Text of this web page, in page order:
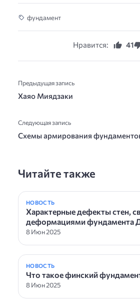
фундамент
Нравится: 41
Предыдущая запись
Хаяо Миядзаки
Следующая запись
Схемы армирования
Читайте также
НОВОСТЬ
Характерные дефекты стен,
деформациями фундамента
8 Июн 2025
НОВОСТЬ
Что такое финский
8 Июн 2025